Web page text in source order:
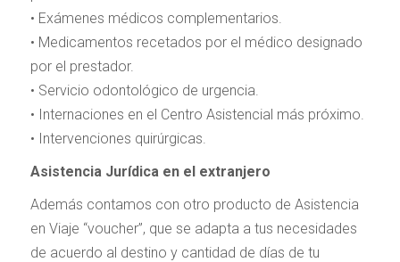
• Exámenes médicos complementarios.
• Medicamentos recetados por el médico designado
por el prestador.
• Servicio odontológico de urgencia.
• Internaciones en el Centro Asistencial más próximo.
• Intervenciones quirúrgicas.
Asistencia Jurídica en el extranjero
Además contamos con otro producto de Asistencia
en Viaje “voucher”, que se adapta a tus necesidades
de acuerdo al destino y cantidad de días de tu